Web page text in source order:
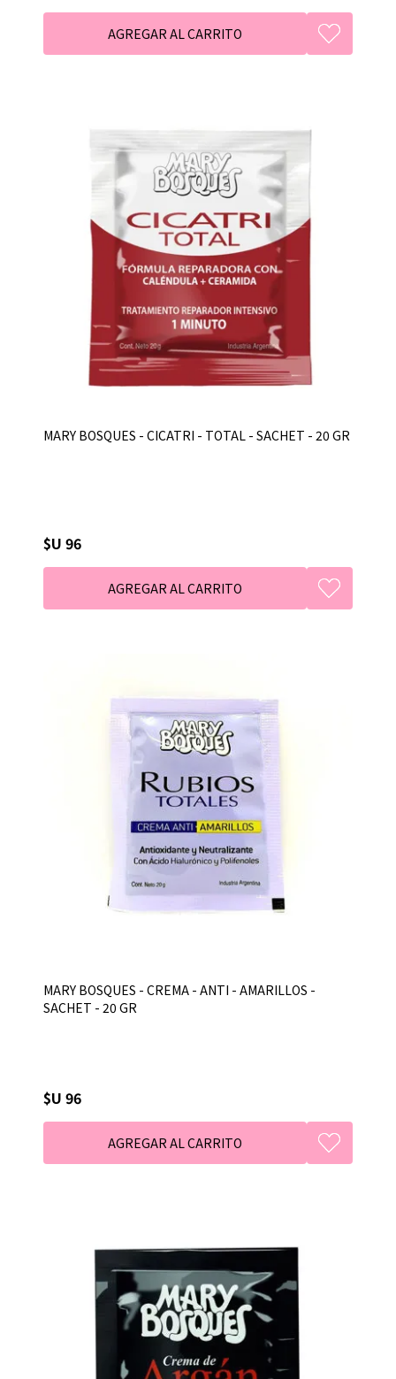
MARY BOSQUES - CICATRI - TOTAL - SACHET - 20 GR
$U 96
MARY BOSQUES - CREMA - ANTI - AMARILLOS -
SACHET - 20 GR
$U 96